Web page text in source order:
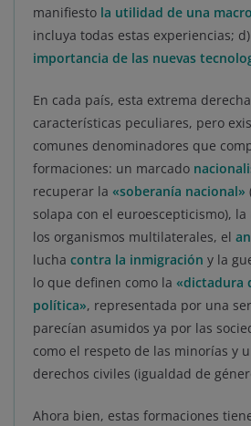
manifiesto la utilidad de una
incluya todas estas experiencias;
importancia de las nuevas
En cada país, esta extrema
características peculiares, pero
comunes denominadores que
formaciones: un marcado
recuperar la «soberanía nacional»
solapa con el euroescepticismo),
los organismos multilaterales, el
lucha contra la inmigración y la
lo que definen como la «dictadura
política», representada por una
parecían asumidos ya por las
como el respeto de las minorías y
derechos civiles (igualdad de
Ahora bien, estas formaciones